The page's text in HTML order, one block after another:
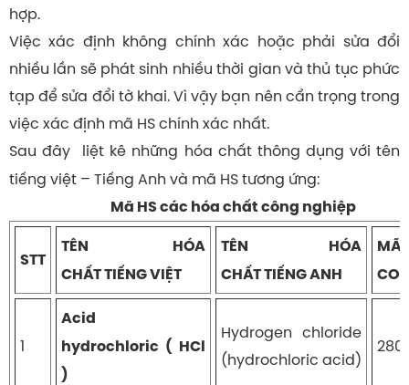
hợp.
Việc xác định không chính xác hoặc phải sửa đổi
nhiều lần sẽ phát sinh nhiều thời gian và thủ tục phức
tạp để sửa đổi tờ khai. Vì vậy bạn nên cẩn trọng trong
việc xác định mã HS chính xác nhất.
Sau đây
liệt kê những hóa chất thông dụng với tên
tiếng việt – Tiếng Anh và mã HS tương ứng:
Mã HS các hóa chất công nghiệp
STT
TÊN HÓA
CHẤT TIẾNG VIỆT
TÊN HÓA
CHẤT TIẾNG ANH
1
Acid
hydrochloric ( HCl
)
Hydrogen chloride
(hydrochloric acid)